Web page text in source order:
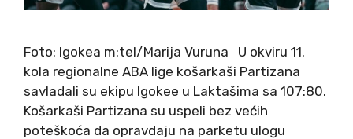
Foto: Igokea m:tel/Marija Vuruna U okviru 11.
kola regionalne ABA lige košarkaši Partizana
savladali su ekipu Igokee u Laktašima sa 107:80.
Košarkaši Partizana su uspeli bez većih
poteškoća da opravdaju na parketu ulogu